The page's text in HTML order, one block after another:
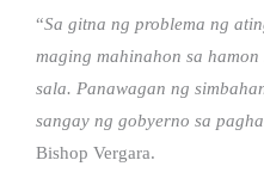
“Sa gitna ng problema ng
maging mahinahon sa
sala. Panawagan ng
sangay ng gobyerno sa
Bishop Vergara.